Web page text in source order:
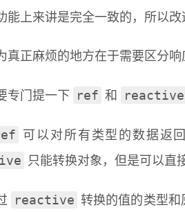
能上来讲是完全一致的，所以
真正麻烦的地方在于需要区分响
专门提一下 ref 和 reactive
可以对所有类型的数据返
只能转换对象，但是可以直
reactive 转换的值的类型和